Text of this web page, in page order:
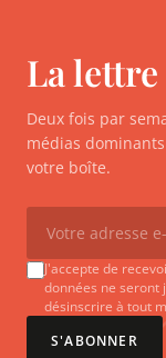
La
Deux fois par
médias
votre boîte.
J'accepte de
données ne seront
désinscrire à tout
S'ABONNER